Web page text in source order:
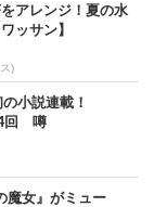
アレンジ！夏の水
ッサン】
)
小説連載！
回 噂
魔女』がミュー